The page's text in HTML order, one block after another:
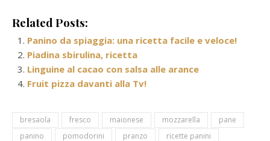
Related Posts:
Panino da spiaggia: una ricetta facile e veloce!
Piadina sbirulina, ricetta
Linguine al cacao con salsa alle arance
Fruit pizza davanti alla Tv!
bresaola fresco maionese mozzarella
pane
panino
pomodorini pranzo
ricette panini